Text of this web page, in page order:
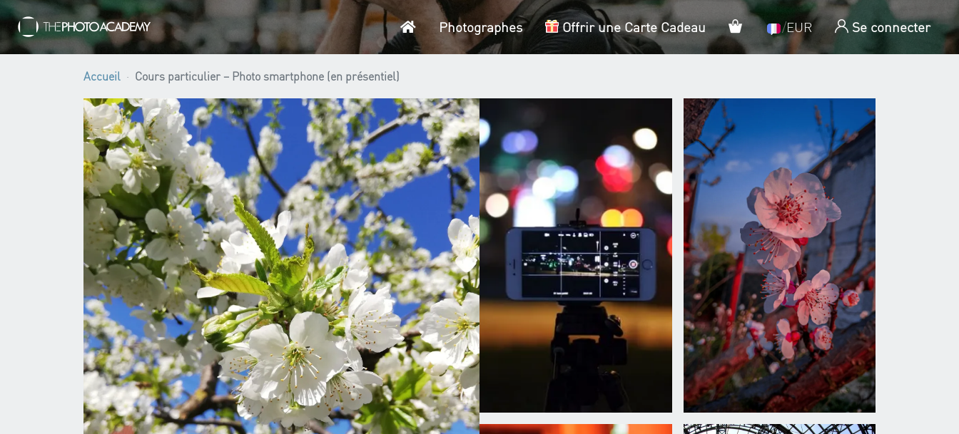
AccueilPhotographes Offrir une Carte Cadeau Panier/EUR Se connecter
Accueil Cours particulier – Photo smartphone (en présentiel)